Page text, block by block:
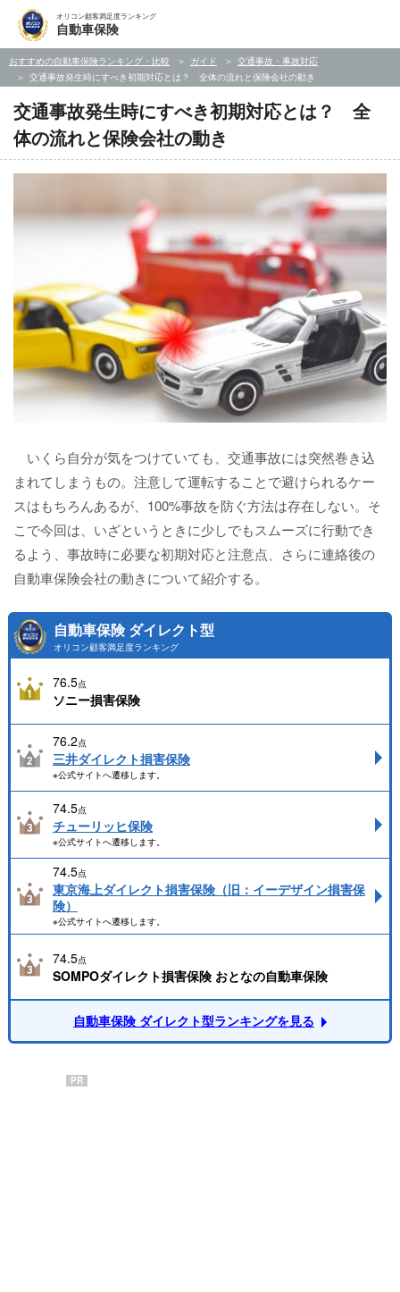
オリコン顧客満足度ランキング
自動車保険
おすすめの自動車保険ランキング・比較 ガイド
交通事故・事故対応
交通事故発生時にすべき初期対応とは？ 全体の流れと保険会社の動き
交通事故発生時にすべき初期対応とは？ 全
体の流れと保険会社の動き
いくら自分が気をつけていても、交通事故には突然巻き込
まれてしまうもの。注意して運転することで避けられるケー
スはもちろんあるが、100%事故を防ぐ方法は存在しない。そ
こで今回は、いざというときに少しでもスムーズに行動でき
るよう、事故時に必要な初期対応と注意点、さらに連絡後の
自動車保険会社の動きについて紹介する。
自動車保険 ダイレクト型
オリコン顧客満足度ランキング
76.5点
ソニー損害保険
76.2点
三井ダイレクト損害保険
※公式サイトへ遷移します。
74.5点
チューリッヒ保険
※公式サイトへ遷移します。
74.5点
東京海上ダイレクト損害保険（旧：イーデザイン損害保
険）
※公式サイトへ遷移します。
74.5点
SOMPOダイレクト損害保険 おとなの自動車保険
自動車保険 ダイレクト型ランキングを見る
PR